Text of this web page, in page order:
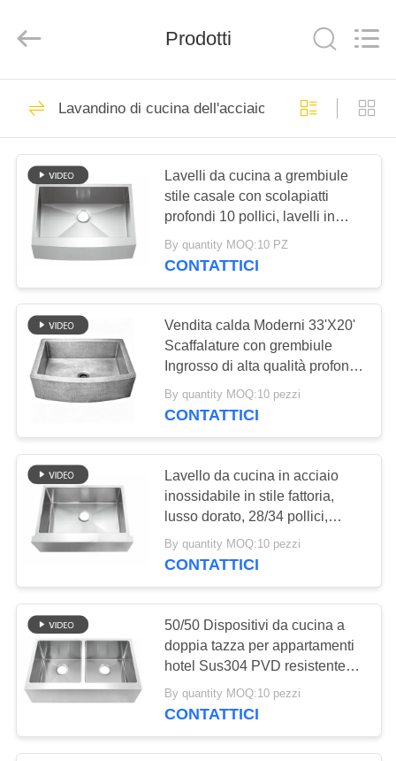
CASA
PRODOTTI
CIRCA
NOI
GIRO
DELLA
FABBRICA
CONTROLLO
DI
QUALITÀ
CONTATTICI
UNA
CITAZIONE
MAPPA
SITO
Steel
Products
Lavandino di cucina
dell'acciaio
inossidabile del
grembiule
Lavandino di cucina
superiore
dell'acciaio
inossidabile del
supporto
46
Lavandino di cucina
dell'acciaio
inossidabile di
Undermount
120
Lavandino di cucina
con lo scolatoio
26
Prodotti
Lavandino di cucina dell'acciaio inossidabile del
Lavelli da cucina a grembiule
stile casale con scolapiatti
profondi 10 pollici, lavelli in
acciaio inossidabile 304 ad alta
resistenza spessi 3 mm
By quantity MOQ:10 PZ
CONTATTICI
Vendita calda Moderni 33'X20'
Scaffalature con grembiule
Ingrosso di alta qualità profonda
in 10 pollici martello modellato
bordo lavandino di cucina
By quantity MOQ:10 pezzi
CONTATTICI
Lavello da cucina in acciaio
inossidabile in stile fattoria,
lusso dorato, 28/34 pollici,
frontale a grembiule, finitura
spazzolata calibro 18, lavello
By quantity MOQ:10 pezzi
CONTATTICI
50/50 Dispositivi da cucina a
doppia tazza per appartamenti
hotel Sus304 PVD resistente
agli graffi Black Apron Sink
popolare vendita calda Sink
By quantity MOQ:10 pezzi
CONTATTICI